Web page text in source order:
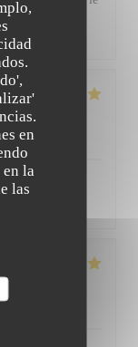
en
la
las
/ Precio
impeccable.
/ Precio